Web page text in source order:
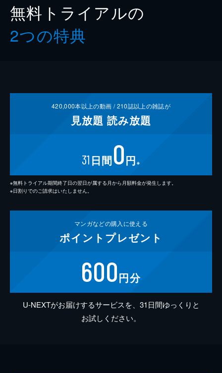
無料トライアルの
2つの特典
420,000本以上の動画 /210誌以上の雑誌が
見放題 読み放題
31 日間0円 ※
※無料トライアル期間終了日の翌日が属する月から月額料金が発生します。
※日割りでのご請求はいたしません。
マンガなどの購入に使える
ポイント プレゼント
600円分
U-NEXTがお届けするサービスを、31日間ゆっくりと
お試しください。